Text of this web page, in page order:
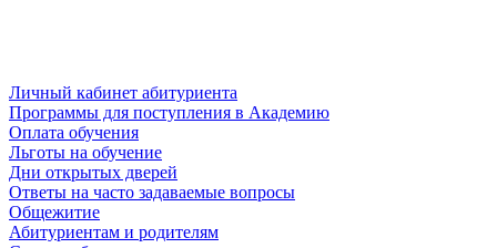
Личный кабинет абитуриента
Программы для поступления в Академию
Оплата обучения
Льготы на обучение
Дни открытых дверей
Ответы на часто задаваемые вопросы
Общежитие
Абитуриентам и родителям